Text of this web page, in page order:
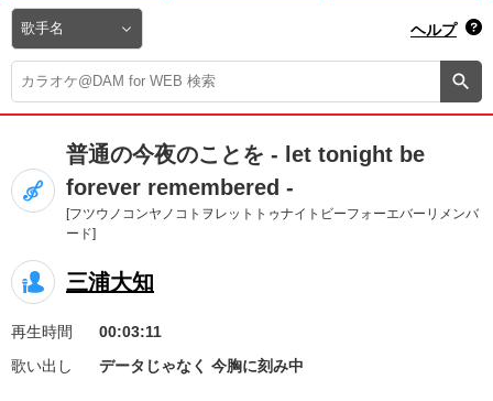
DAM★とも動画
DAM★とも録音
カラオケ＠DAM
キャンペーン
お知らせ よくあるご質問
DAMの新曲・ランキングなど
ヘルプ
普通の今夜のことを - let tonight be
forever remembered -
[フツウノコンヤノコトヲレットトゥナイトビーフォーエバーリメンバ
ード]
三浦大知
再生時間
00:03:11
歌い出し
データじゃなく 今胸に刻み中